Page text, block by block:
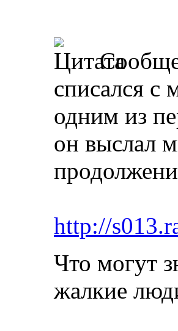
списался с
одним из
он выслал
http://
Что могут
жалкие